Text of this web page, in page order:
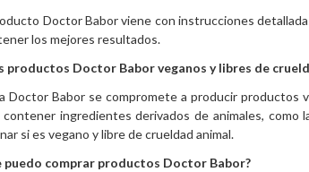
Doctor Babor viene con instrucciones
los mejores resultados.
productos Doctor Babor veganos y libres de
Doctor Babor se compromete a producir productos
ingredientes derivados de animales,
si es vegano y libre de crueldad animal.
puedo comprar productos Doctor Babor?